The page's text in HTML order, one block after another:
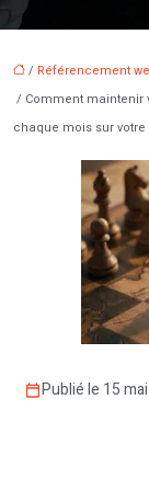
/ Référencement
/ Comment maintenir
chaque mois sur
Publié le 15